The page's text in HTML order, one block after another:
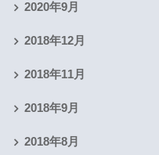
2020年9月
2018年12月
2018年11月
2018年9月
2018年8月